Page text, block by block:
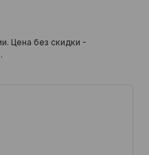
Цена без скидки -